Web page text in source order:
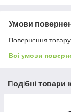
Умови
Повернення
Всі умови
Подібні товари